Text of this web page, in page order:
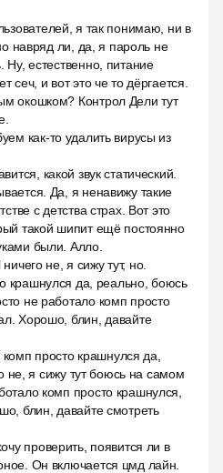
я так понимаю, ни в
навряд ли, да, я пароль не
естественно, питание
сеч, и вот это че то дёргается.
окошком? Контрол Дели тут
как-то удалить вирусы из
какой звук статический.
Да, я ненавижу такие
с детства страх. Вот это
такой шипит ещё постоянно
были. Алло.
не, я сижу тут, но.
крашнулся да, реально, боюсь
не работало комп просто
Хорошо, блин, давайте
комп просто крашнулся да,
не, я сижу тут боюсь на самом
комп просто крашнулся,
блин, давайте смотреть
проверить, появится ли в
Он включается цмд лайн.